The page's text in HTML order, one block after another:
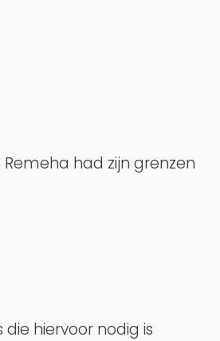
had zijn grenzen
hiervoor nodig is